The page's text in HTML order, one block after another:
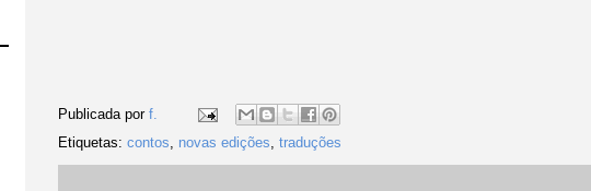
Publicada por f.
Etiquetas: contos, novas edições, traduções